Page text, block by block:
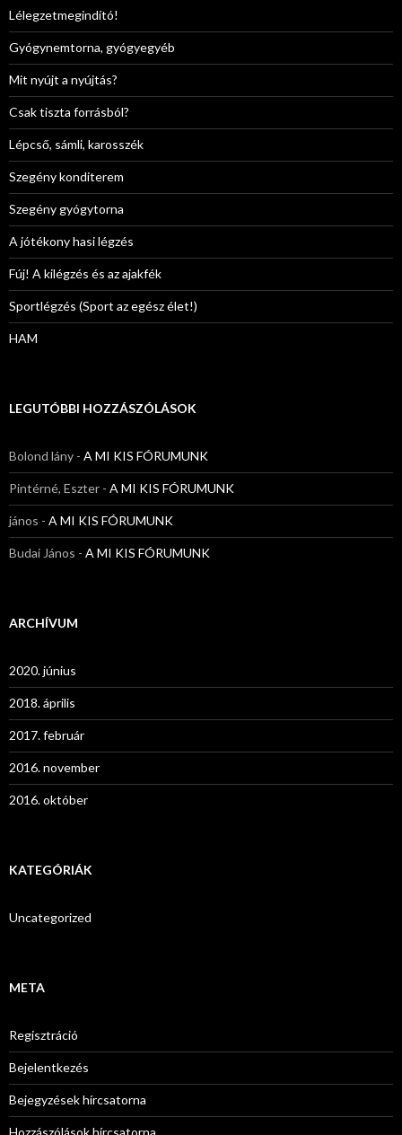
Lélegzetmegindító!
Gyógynemtorna, gyógyegyéb
Mit nyújt a nyújtás?
Csak tiszta forrásból?
Lépcső, sámli, karosszék
Szegény konditerem
Szegény gyógytorna
A jótékony hasi légzés
Fúj! A kilégzés és az ajakfék
Sportlégzés (Sport az egész élet!)
HAM
LEGUTÓBBI HOZZÁSZÓLÁSOK
Bolond lány - A MI KIS FÓRUMUNK
Pintérné, Eszter - A MI KIS FÓRUMUNK
jános - A MI KIS FÓRUMUNK
Budai János - A MI KIS FÓRUMUNK
ARCHÍVUM
2020. június
2018. április
2017. február
2016. november
2016. október
KATEGÓRIÁK
Uncategorized
META
Regisztráció
Bejelentkezés
Bejegyzések hírcsatorna
Hozzászólások hírcsatorna